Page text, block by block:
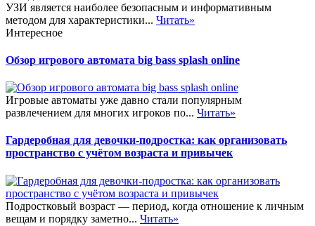
УЗИ является наиболее безопасным и информативным
методом для характеристики... Читать»
Интересное
Обзор игрового автомата big bass splash online
Игровые автоматы уже давно стали популярным
развлечением для многих игроков по... Читать»
Гардеробная для девочки-подростка: как организовать
пространство с учётом возраста и привычек
Подростковый возраст — период, когда отношение к личным
вещам и порядку заметно... Читать»